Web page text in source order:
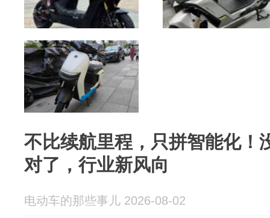
不比续航里程，只拼智能化！
对了，行业新风向
电动车的那些事儿 2026-08-02